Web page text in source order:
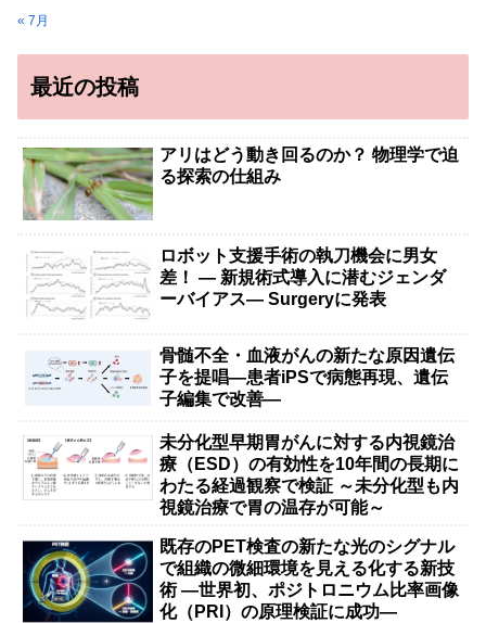
« 7月
最近の投稿
アリはどう動き回るのか？ 物理学で迫
る探索の仕組み
ロボット支援手術の執刀機会に男女
差！ — 新規術式導入に潜むジェンダ
ーバイアス— Surgeryに発表
骨髄不全・血液がんの新たな原因遺伝
子を提唱―患者iPSで病態再現、遺伝
子編集で改善―
未分化型早期胃がんに対する内視鏡治
療（ESD）の有効性を10年間の長期に
わたる経過観察で検証 ～未分化型も内
視鏡治療で胃の温存が可能～
既存のPET検査の新たな光のシグナル
で組織の微細環境を見える化する新技
術 ―世界初、ポジトロニウム比率画像
化（PRI）の原理検証に成功―